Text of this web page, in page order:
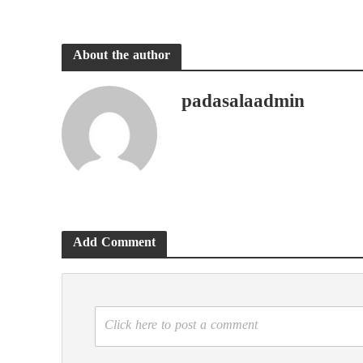
About the author
padasalaadmin
Add Comment
Click here to post a comment